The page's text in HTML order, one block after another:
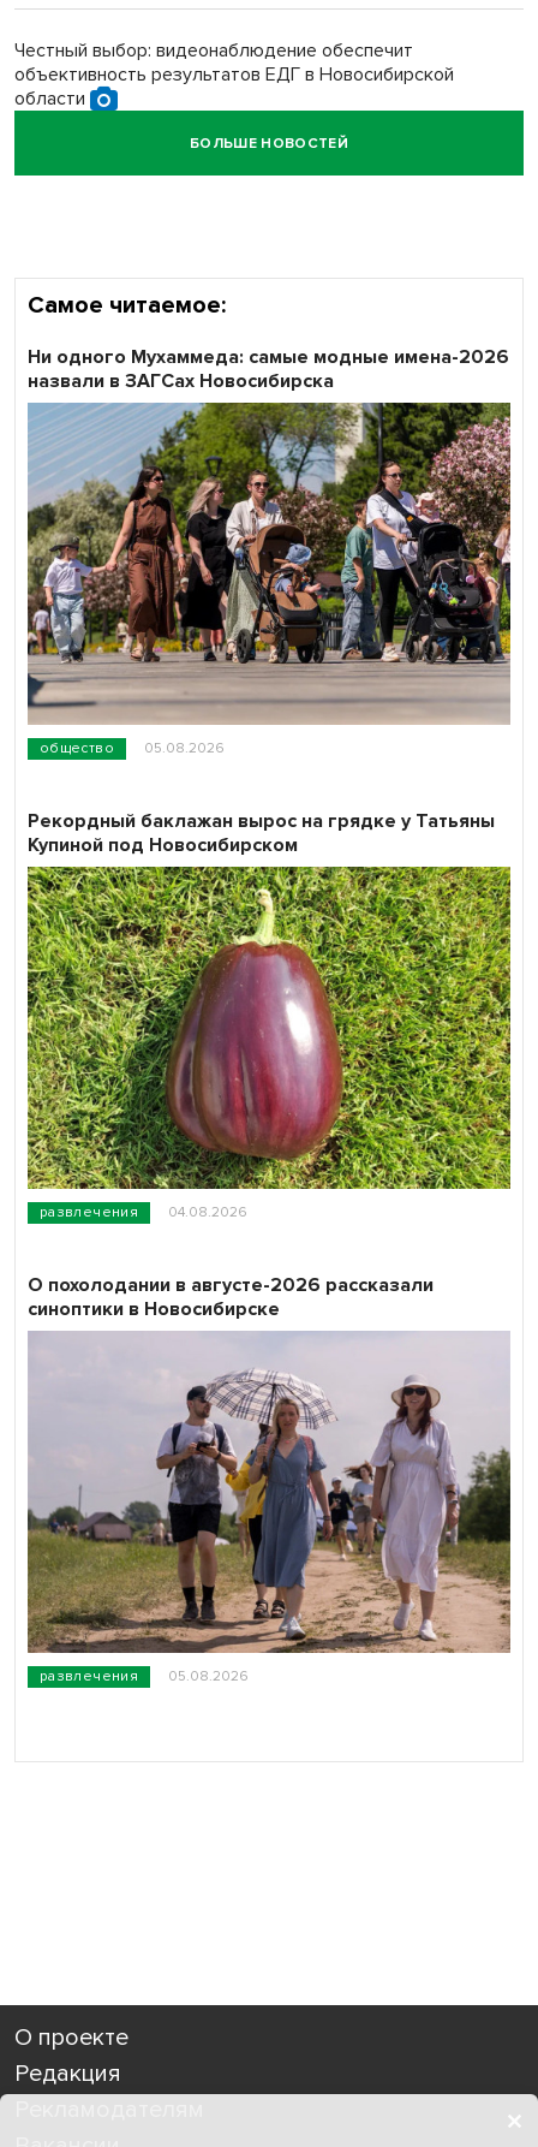
Честный выбор: видеонаблюдение обеспечит
объективность результатов ЕДГ в Новосибирской
области
Кибертанки пошли в бой: «Ростелеком» объявляет
БОЛЬШЕ НОВОСТЕЙ
Самое читаемое:
общество 05.08.2026
Ни одного Мухаммеда: самые модные имена-2026
назвали в ЗАГСах Новосибирска
развлечения 04.08.2026
Рекордный баклажан вырос на грядке у Татьяны
Купиной под Новосибирском
развлечения 05.08.2026
О похолодании в августе-2026 рассказали
синоптики в Новосибирске
О проекте
Редакция